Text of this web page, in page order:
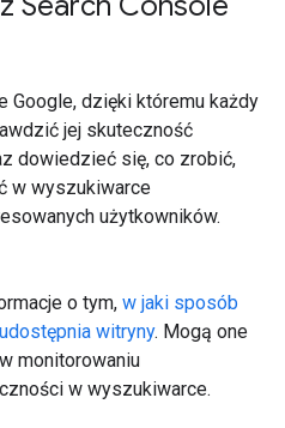
Google, dzięki któremu każdy
jej skuteczność
dowiedzieć się, co zrobić,
w wyszukiwarce
użytkowników.
o tym, w jaki sposób
witryny. Mogą one
monitorowaniu
w wyszukiwarce.